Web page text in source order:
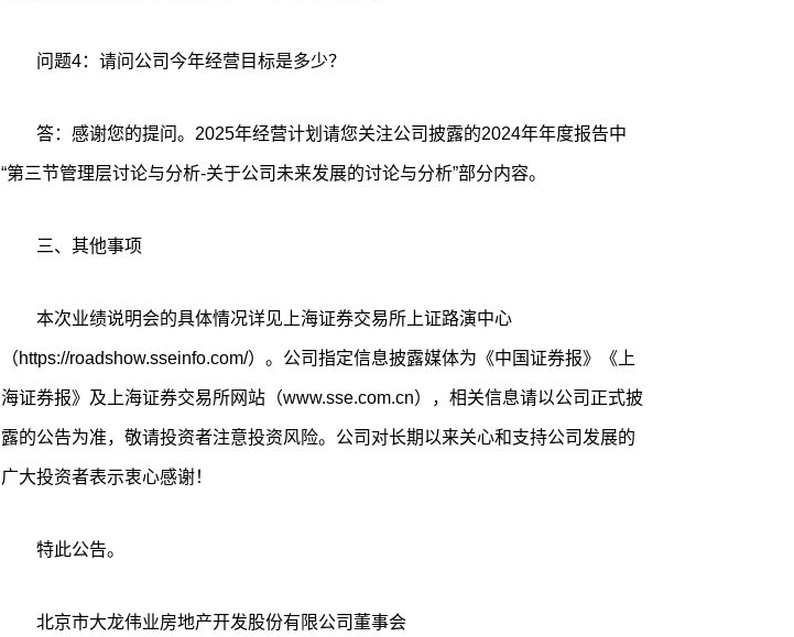
问题4：请问公司今年经营目标是多少？
答：感谢您的提问。2025年经营计划请您关注公司披露的2024年年度报告中
“第三节管理层讨论与分析-关于公司未来发展的讨论与分析”部分内容。
三、其他事项
本次业绩说明会的具体情况详见上海证券交易所上证路演中心
（https://roadshow.sseinfo.com/）。公司指定信息披露媒体为《中国证券报》《上
海证券报》及上海证券交易所网站（www.sse.com.cn），相关信息请以公司正式披
露的公告为准，敬请投资者注意投资风险。公司对长期以来关心和支持公司发展的
广大投资者表示衷心感谢！
特此公告。
北京市大龙伟业房地产开发股份有限公司董事会